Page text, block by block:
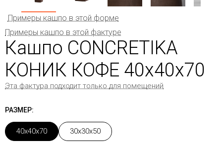
Примеры кашпо в этой форме
Примеры кашпо в этой фактуре
Кашпо CONCRETIKA
КОНИК КОФЕ 40x40x70
Эта фактура подходит только для помещений
РАЗМЕР:
40x40x70 30x30x50